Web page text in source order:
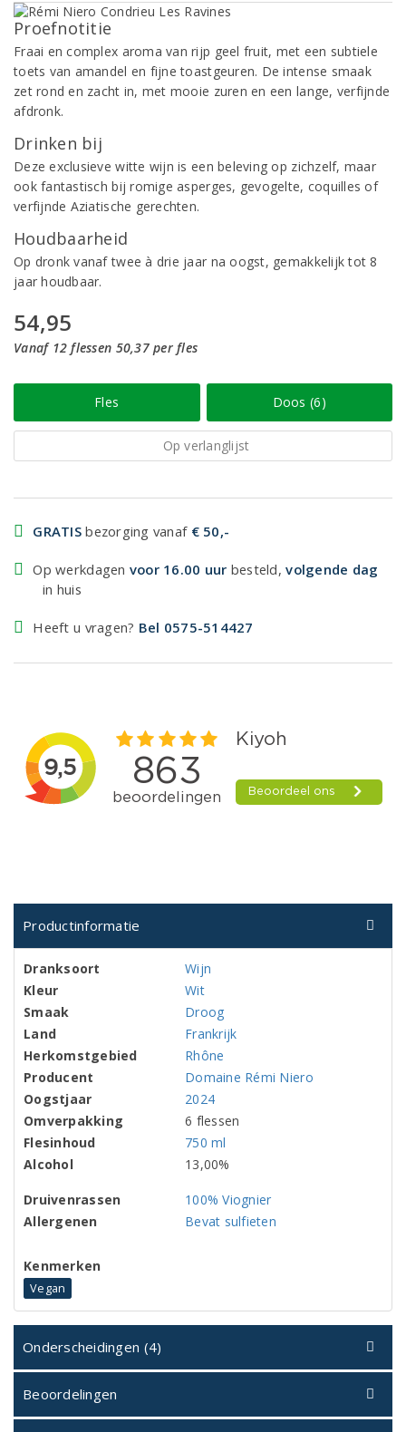
Proefnotitie
Fraai en complex aroma van rijp geel fruit, met een subtiele
toets van amandel en fijne toastgeuren. De intense smaak
zet rond en zacht in, met mooie zuren en een lange, verfijnde
afdronk.
Drinken bij
Deze exclusieve witte wijn is een beleving op zichzelf, maar
ook fantastisch bij romige asperges, gevogelte, coquilles of
verfijnde Aziatische gerechten.
Houdbaarheid
Op dronk vanaf twee à drie jaar na oogst, gemakkelijk tot 8
jaar houdbaar.
54,95
Vanaf 12 flessen 50,37 per fles
Fles Doos (6)
Op verlanglijst
GRATIS bezorging vanaf € 50,-
Op werkdagen voor 16.00 uur besteld,volgende dag
in huis
Heeft u vragen? Bel 0575-514427
Productinformatie
Dranksoort
Wijn
Kleur
Wit
Smaak
Droog
Land
Frankrijk
Herkomstgebied
Rhône
Producent
Domaine Rémi Niero
Oogstjaar
2024
Omverpakking
6 flessen
Flesinhoud
750 ml
Alcohol
13,00%
Druivenrassen
100% Viognier
Allergenen
Bevat sulfieten
Kenmerken
Vegan
Onderscheidingen (4)
Beoordelingen